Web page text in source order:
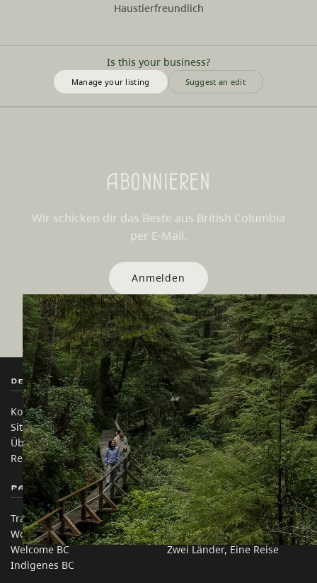
Haustierfreundlich
Is this your business?
Manage your listing Suggest an edit
Abonnieren
Wir schicken dir das Beste aus British Columbia
per E-Mail.
Anmelden
Destination BC
Kontakt
Sitemap
Über uns
Rechtliches & Richtlinien
Unsere Websites
Reisebranche
Medien
Unternehmen
简体中文 – China
Partnerseiten
Trade & Invest BC
Work BC
Welcome BC
Indigenes BC
Auf dieser Website
Reisevorschläge
Praktische Tipps
Zwei Länder, Eine Reise